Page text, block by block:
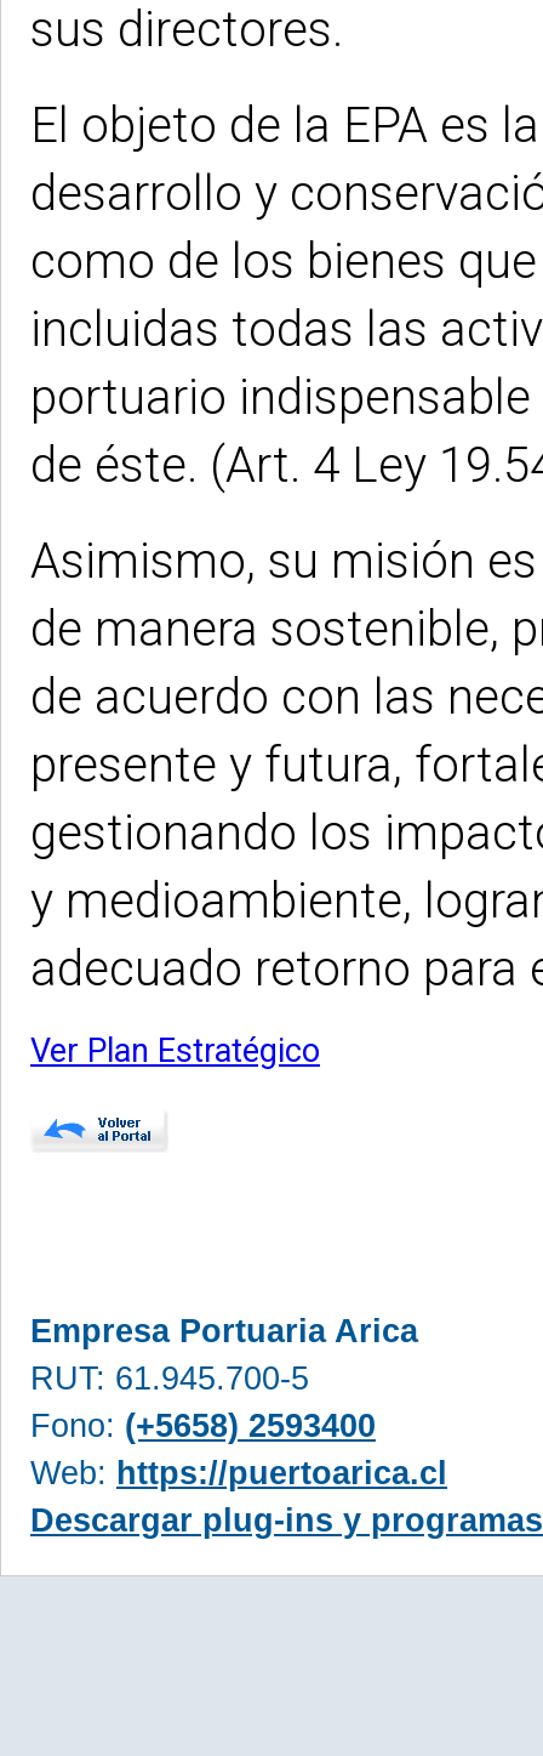
sus directores.
El objeto de la EPA es
desarrollo y
como de los bienes
incluidas todas las
portuario
de éste. (Art. 4 Ley
Asimismo, su misión
de manera sostenible,
de acuerdo con las
presente y futura,
gestionando los
y medioambiente,
adecuado retorno para
Ver Plan Estratégico
Empresa Portuaria Arica
RUT: 61.945.700-5
Fono: (+5658) 2593400
Web: https://puertoarica.cl
Descargar plug-ins y